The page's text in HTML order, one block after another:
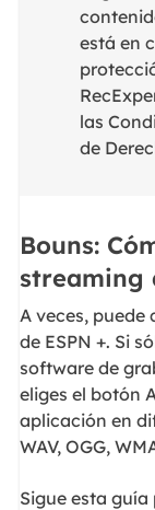
está en
las
de
Bouns:
streaming
A veces,
de ESPN +. Si
software de
eliges el botón
aplicación en
WAV, OGG,
Sigue esta